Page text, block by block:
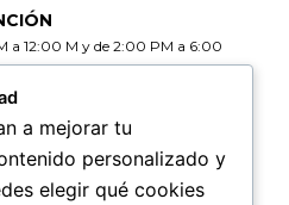
a 12:00 M y de 2:00 PM a 6:00
M y de 2:00 PM a 5:00 PM
DE
11:30 AM y de 2:00 PM a 5:00
a mejorar tu
personalizado y
elegir qué cookies